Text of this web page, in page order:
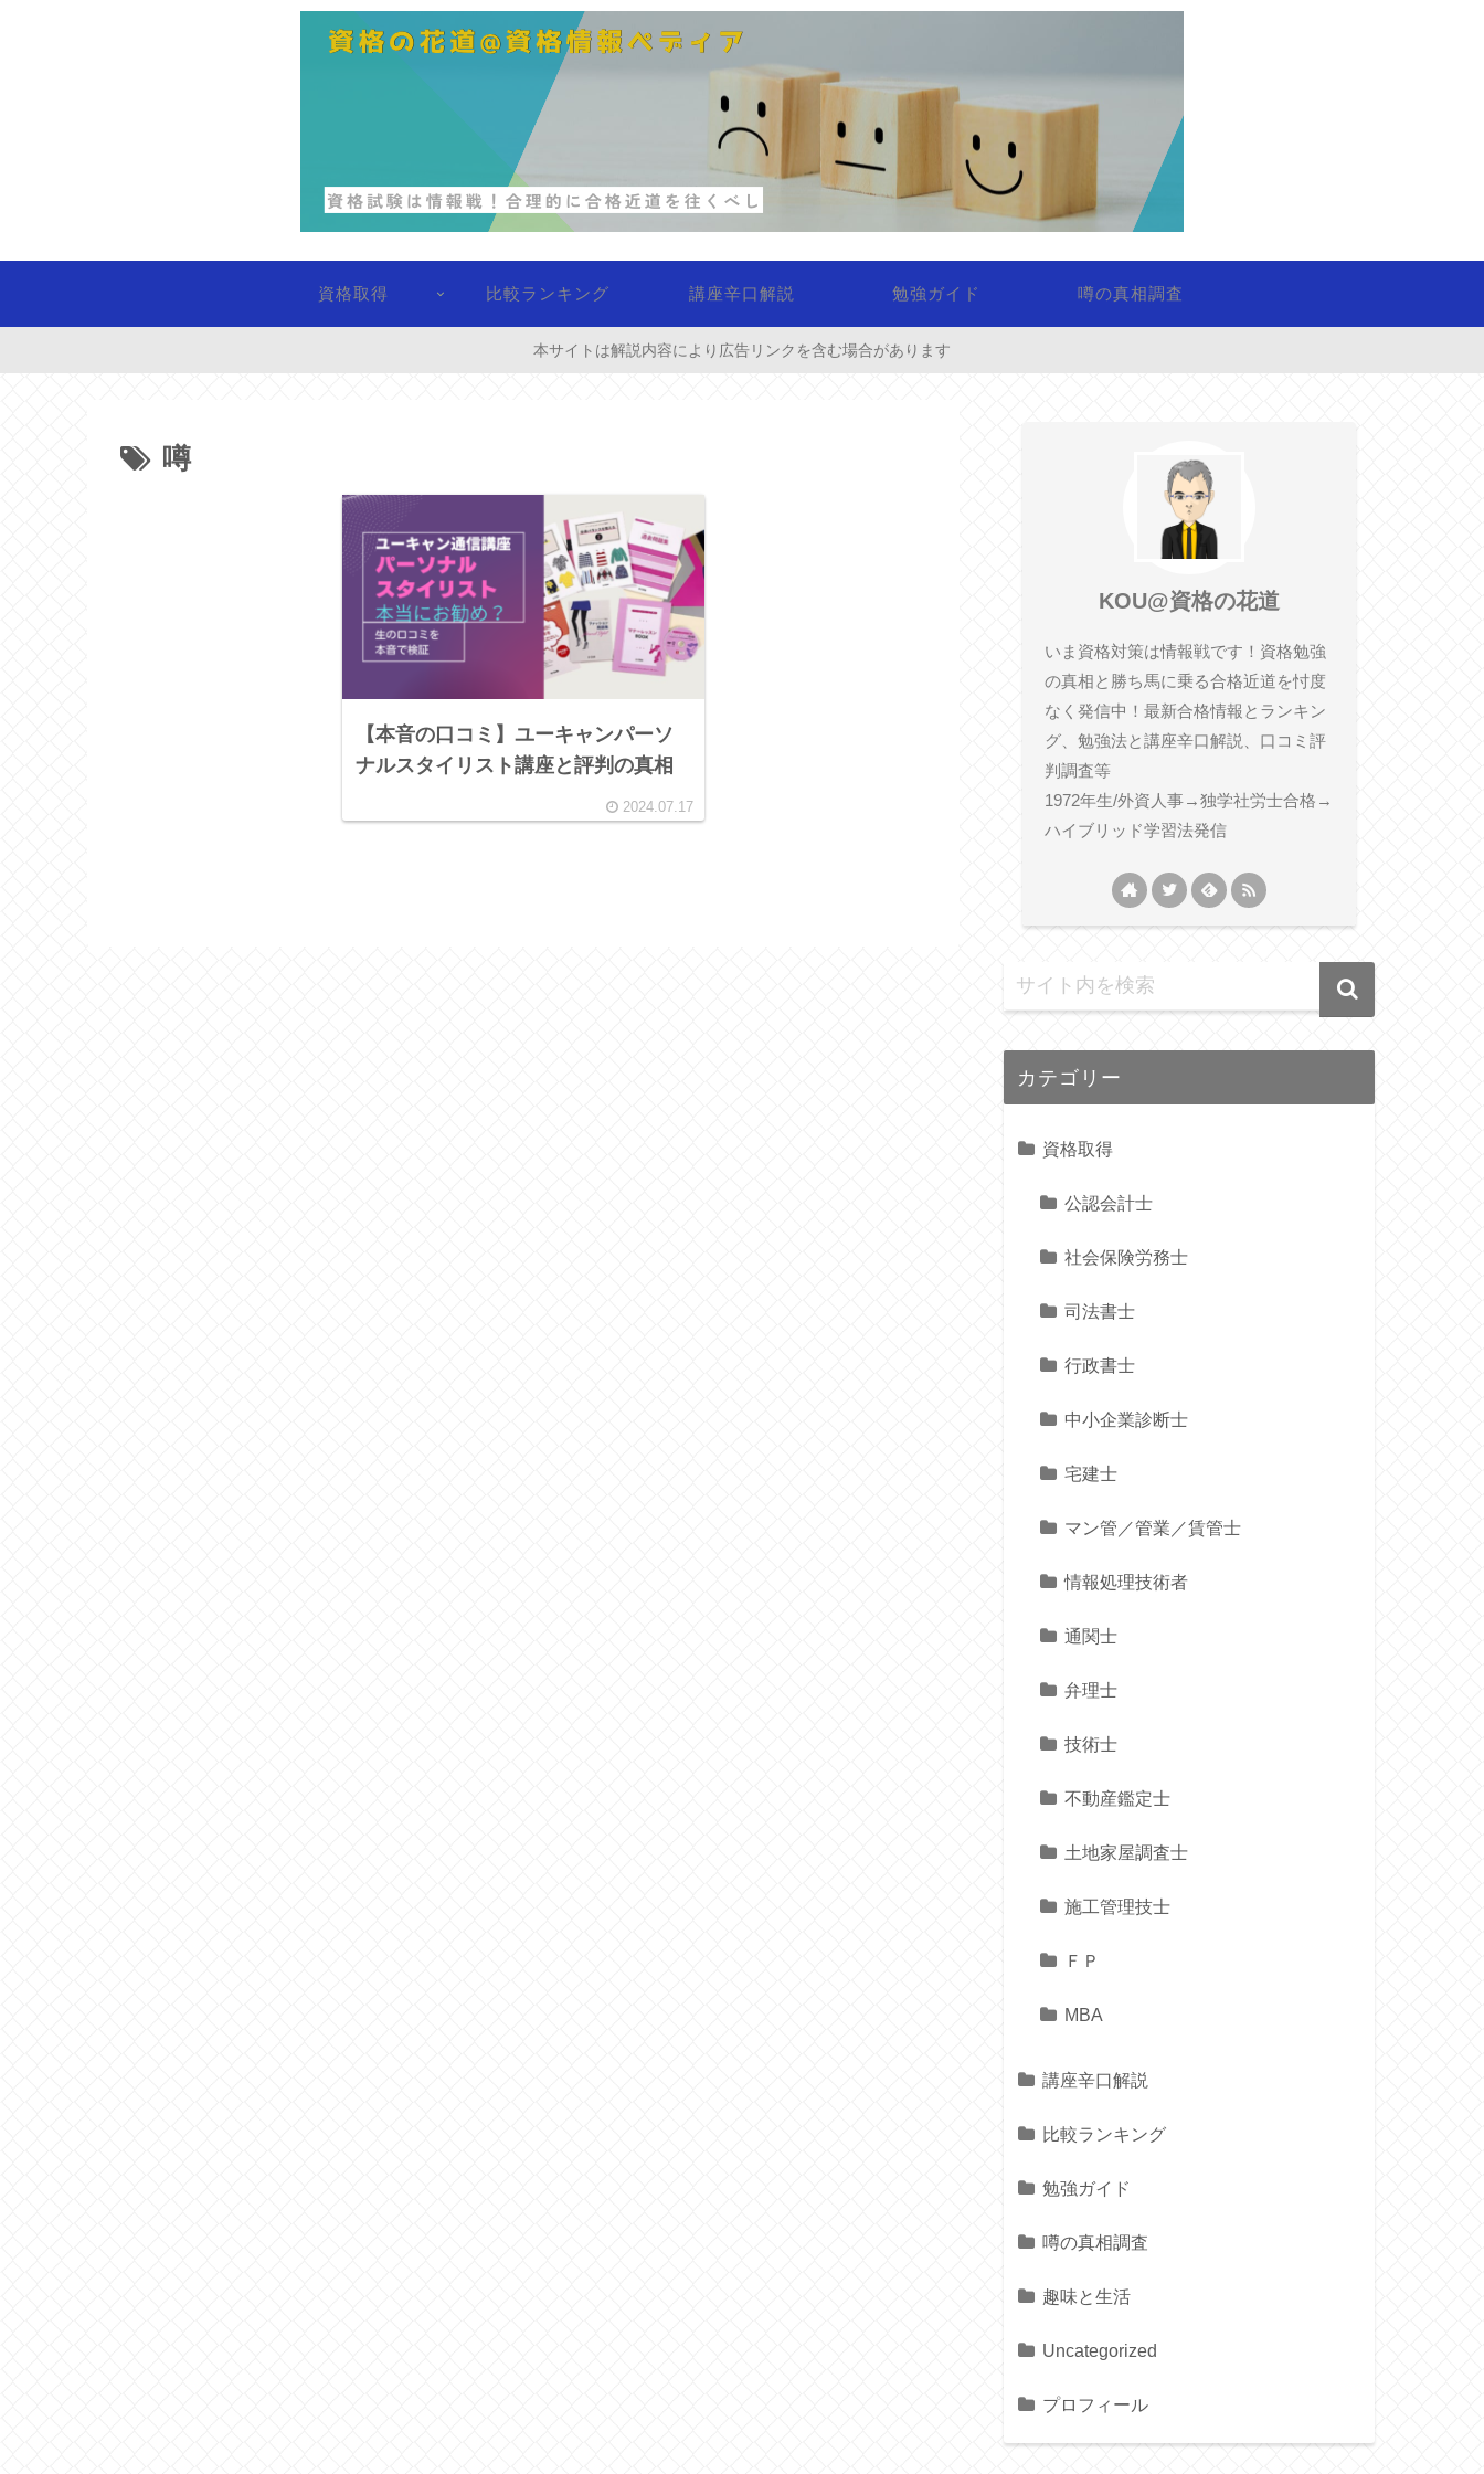
資格取得 比較ランキング 講座辛口解説 勉強ガイド 噂の真相調査
本サイトは解説内容により広告リンクを含む場合があります
噂
【本音の口コミ】ユーキャンパーソ
ナルスタイリスト講座と評判の真相
2024.07.17
KOU@資格の花道
いま資格対策は情報戦です！資格勉強
の真相と勝ち馬に乗る合格近道を忖度
なく発信中！最新合格情報とランキン
グ、勉強法と講座辛口解説、口コミ評
判調査等
1972年生/外資人事→独学社労士合格→
ハイブリッド学習法発信
カテゴリー
資格取得
公認会計士
社会保険労務士
司法書士
行政書士
中小企業診断士
宅建士
マン管／管業／賃管士
情報処理技術者
通関士
弁理士
技術士
不動産鑑定士
土地家屋調査士
施工管理技士
ＦＰ
MBA
講座辛口解説
比較ランキング
勉強ガイド
噂の真相調査
趣味と生活
Uncategorized
プロフィール